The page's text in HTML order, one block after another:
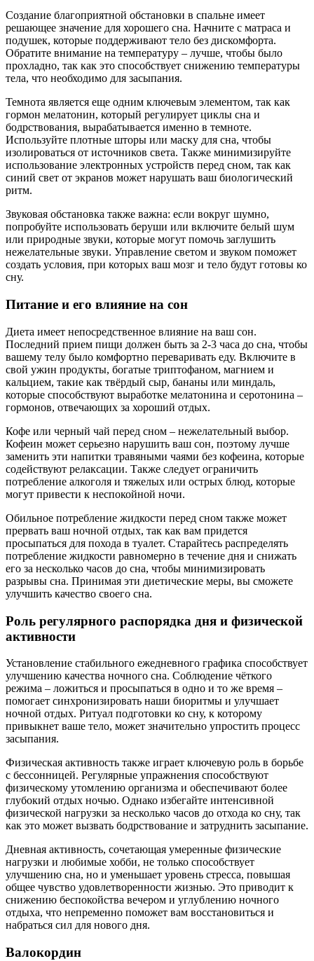
Создание благоприятной обстановки в спальне имеет
решающее значение для хорошего сна. Начните с матраса и
подушек, которые поддерживают тело без дискомфорта.
Обратите внимание на температуру – лучше, чтобы было
прохладно, так как это способствует снижению температуры
тела, что необходимо для засыпания.
Темнота является еще одним ключевым элементом, так как
гормон мелатонин, который регулирует циклы сна и
бодрствования, вырабатывается именно в темноте.
Используйте плотные шторы или маску для сна, чтобы
изолироваться от источников света. Также минимизируйте
использование электронных устройств перед сном, так как
синий свет от экранов может нарушать ваш биологический
ритм.
Звуковая обстановка также важна: если вокруг шумно,
попробуйте использовать беруши или включите белый шум
или природные звуки, которые могут помочь заглушить
нежелательные звуки. Управление светом и звуком поможет
создать условия, при которых ваш мозг и тело будут готовы ко
сну.
Питание и его влияние на сон
Диета имеет непосредственное влияние на ваш сон.
Последний прием пищи должен быть за 2-3 часа до сна, чтобы
вашему телу было комфортно переваривать еду. Включите в
свой ужин продукты, богатые триптофаном, магнием и
кальцием, такие как твёрдый сыр, бананы или миндаль,
которые способствуют выработке мелатонина и серотонина –
гормонов, отвечающих за хороший отдых.
Кофе или черный чай перед сном – нежелательный выбор.
Кофеин может серьезно нарушить ваш сон, поэтому лучше
заменить эти напитки травяными чаями без кофеина, которые
содействуют релаксации. Также следует ограничить
потребление алкоголя и тяжелых или острых блюд, которые
могут привести к неспокойной ночи.
Обильное потребление жидкости перед сном также может
прервать ваш ночной отдых, так как вам придется
просыпаться для похода в туалет. Старайтесь распределять
потребление жидкости равномерно в течение дня и снижать
его за несколько часов до сна, чтобы минимизировать
разрывы сна. Принимая эти диетические меры, вы сможете
улучшить качество своего сна.
Роль регулярного распорядка дня и физической
активности
Установление стабильного ежедневного графика способствует
улучшению качества ночного сна. Соблюдение чёткого
режима – ложиться и просыпаться в одно и то же время –
помогает синхронизировать наши биоритмы и улучшает
ночной отдых. Ритуал подготовки ко сну, к которому
привыкнет ваше тело, может значительно упростить процесс
засыпания.
Физическая активность также играет ключевую роль в борьбе
с бессонницей. Регулярные упражнения способствуют
физическому утомлению организма и обеспечивают более
глубокий отдых ночью. Однако избегайте интенсивной
физической нагрузки за несколько часов до отхода ко сну, так
как это может вызвать бодрствование и затруднить засыпание.
Дневная активность, сочетающая умеренные физические
нагрузки и любимые хобби, не только способствует
улучшению сна, но и уменьшает уровень стресса, повышая
общее чувство удовлетворенности жизнью. Это приводит к
снижению беспокойства вечером и углублению ночного
отдыха, что непременно поможет вам восстановиться и
набраться сил для нового дня.
Валокордин